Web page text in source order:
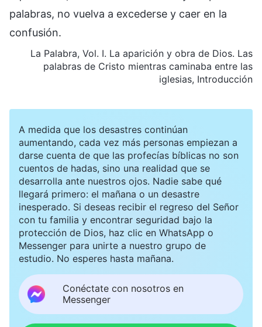
palabras, no vuelva a excederse y caer en la
confusión.
La Palabra, Vol. I. La aparición y obra de Dios. Las
palabras de Cristo mientras caminaba entre las
iglesias, Introducción
A medida que los desastres continúan
aumentando, cada vez más personas empiezan a
darse cuenta de que las profecías bíblicas no son
cuentos de hadas, sino una realidad que se
desarrolla ante nuestros ojos. Nadie sabe qué
llegará primero: el mañana o un desastre
inesperado. Si deseas recibir el regreso del Señor
con tu familia y encontrar seguridad bajo la
protección de Dios, haz clic en WhatsApp o
Messenger para unirte a nuestro grupo de
estudio. No esperes hasta mañana.
Conéctate con nosotros en
Messenger